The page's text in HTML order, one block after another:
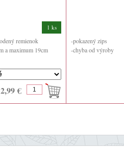
1 ks
remienok
a maximum 19cm
2,99 €
-pokazený zips
-chyba od výroby